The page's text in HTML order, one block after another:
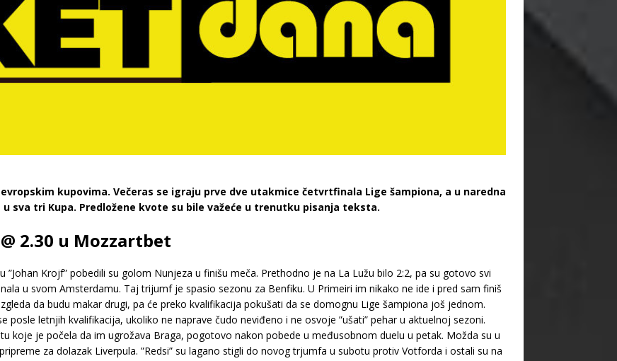
kupovima. Večeras se igraju prve dve utakmice četvrtfinala Lige šampiona, a u naredna
sva tri Kupa. Predložene kvote su bile važeće u trenutku pisanja teksta.
2.30 u Mozzartbet
”Johan Krojf” pobedili su golom Nunjeza u finišu meča. Prethodno je na La Lužu bilo 2:2, pa su gotovo svi
u svom Amsterdamu. Taj trijumf je spasio sezonu za Benfiku. U Primeiri im nikako ne ide i pred sam finiš
da budu makar drugi, pa će preko kvalifikacija pokušati da se domognu Lige šampiona još jednom.
posle letnjih kvalifikacija, ukoliko ne naprave čudo neviđeno i ne osvoje ”ušati” pehar u aktuelnoj sezoni.
koje je počela da im ugrožava Braga, pogotovo nakon pobede u međusobnom duelu u petak. Možda su u
za dolazak Liverpula. ”Redsi” su lagano stigli do novog trjumfa u subotu protiv Votforda i ostali su na